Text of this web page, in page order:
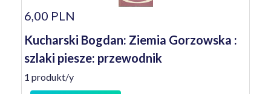
6,00 PLN
Kucharski Bogdan: Ziemia Gorzowska :
szlaki piesze: przewodnik
1 produkt/y